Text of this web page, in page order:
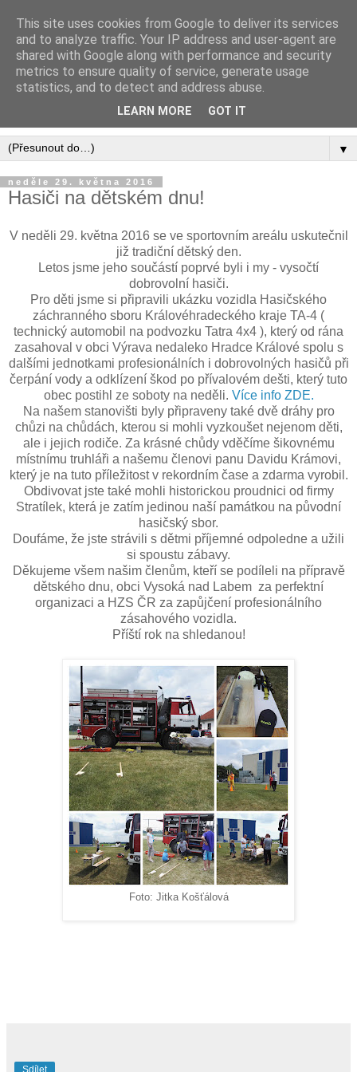
Sbor dobrovolných hasičů
Vysoká nad Labem
... jsme tu, abychom pomáhali ...
▼
neděle 29. května 2016
Hasiči na dětském dnu!
V neděli 29. května 2016 se ve sportovním areálu uskutečnil
již tradiční dětský den.
Letos jsme jeho součástí poprvé byli i my - vysočtí
dobrovolní hasiči.
Pro děti jsme si připravili ukázku vozidla Hasičského
záchranného sboru Královéhradeckého kraje TA-4 (
technický automobil na podvozku Tatra 4x4 ), který od rána
zasahoval v obci Výrava nedaleko Hradce Králové spolu s
dalšími jednotkami profesionálních i dobrovolných hasičů při
čerpání vody a odklízení škod po přívalovém dešti, který tuto
obec postihl ze soboty na neděli. Více info ZDE.
Na našem stanovišti byly připraveny také dvě dráhy pro
chůzi na chůdách, kterou si mohli vyzkoušet nejenom děti,
ale i jejich rodiče. Za krásné chůdy vděčíme šikovnému
místnímu truhláři a našemu členovi panu Davidu Krámovi,
který je na tuto příležitost v rekordním čase a zdarma vyrobil.
Obdivovat jste také mohli historickou proudnici od firmy
Stratílek, která je zatím jedinou naší památkou na původní
hasičský sbor.
Doufáme, že jste strávili s dětmi příjemné odpoledne a užili
si spoustu zábavy.
Děkujeme všem našim členům, kteří se podíleli na přípravě
dětského dnu, obci Vysoká nad Labem za perfektní
organizaci a HZS ČR za zapůjčení profesionálního
zásahového vozidla.
Příští rok na shledanou!
Foto: Jitka Košťálová
Sdílet
This site uses cookies from Google to deliver its services
and to analyze traffic. Your IP address and user-agent are
shared with Google along with performance and security
metrics to ensure quality of service, generate usage
statistics, and to detect and address abuse.
LEARN MORE GOT IT